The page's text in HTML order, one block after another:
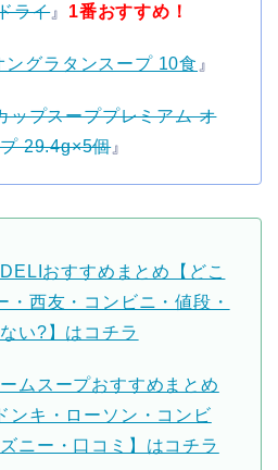
ライ』 1番おすすめ！
ングラタンスープ 10食 』
ップスーププレミアム オ
29.4g×5個』
おすすめまとめ【どこ
・西友・コンビニ・値段・
い?】はコチラ
ムスープおすすめまとめ
ンキ・ローソン・コンビ
ニー・口コミ】はコチラ